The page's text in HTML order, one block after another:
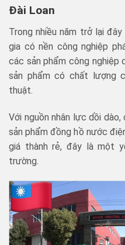
Đài Loan
Trong nhiều năm trở lại
gia có nền công nghiệp
các sản phẩm công
sản phẩm có chất lượng
thuật.
Với nguồn nhân lực dồi
sản phẩm đồng hồ nước
giá thành rẻ, đây là một
trường.